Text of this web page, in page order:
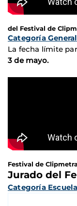
del Festival de
Categoría General
La fecha límite
3 de mayo.
Ganador
Festival de
Jurado del
Categoría